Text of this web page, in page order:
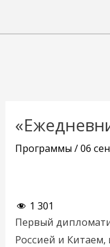
Программы/06
1 301
Первый
Россией и Китаем,
записям